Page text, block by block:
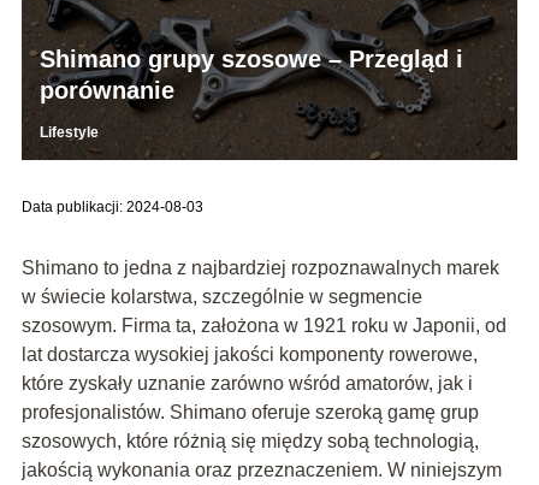
Shimano grupy szosowe – Przegląd i
porównanie
Lifestyle
Data publikacji: 2024-08-03
Shimano to jedna z najbardziej rozpoznawalnych marek
w świecie kolarstwa, szczególnie w segmencie
szosowym. Firma ta, założona w 1921 roku w Japonii, od
lat dostarcza wysokiej jakości komponenty rowerowe,
które zyskały uznanie zarówno wśród amatorów, jak i
profesjonalistów. Shimano oferuje szeroką gamę grup
szosowych, które różnią się między sobą technologią,
jakością wykonania oraz przeznaczeniem. W niniejszym